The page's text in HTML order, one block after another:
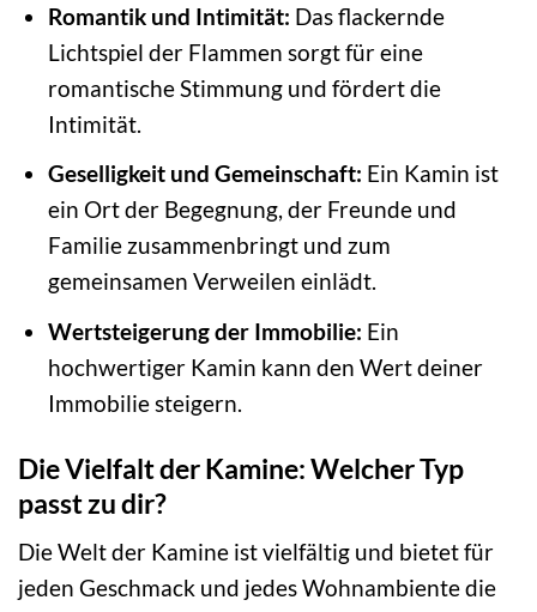
Romantik und Intimität: Das flackernde
Lichtspiel der Flammen sorgt für eine
romantische Stimmung und fördert die
Intimität.
Geselligkeit und Gemeinschaft: Ein Kamin ist
ein Ort der Begegnung, der Freunde und
Familie zusammenbringt und zum
gemeinsamen Verweilen einlädt.
Wertsteigerung der Immobilie: Ein
hochwertiger Kamin kann den Wert deiner
Immobilie steigern.
Die Vielfalt der Kamine: Welcher Typ
passt zu dir?
Die Welt der Kamine ist vielfältig und bietet für
jeden Geschmack und jedes Wohnambiente die